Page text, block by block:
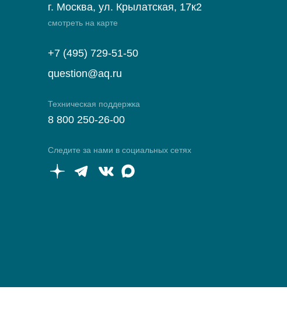
г. Москва, ул. Крылатская, 17к2
смотреть на карте
+7 (495) 729-51-50
question@aq.ru
Техническая поддержка
8 800 250-26-00
Следите за нами в социальных сетях